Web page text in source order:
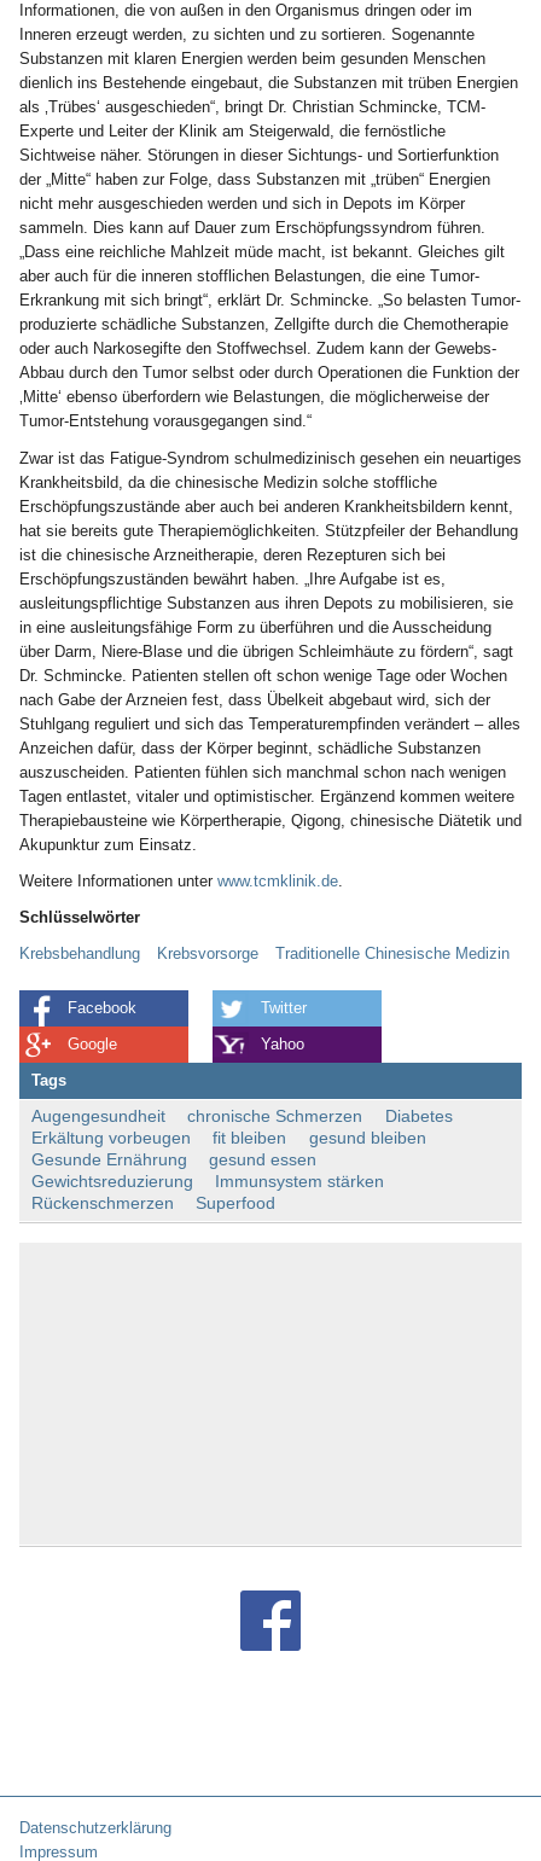
Informationen, die von außen in den Organismus dringen oder im
Inneren erzeugt werden, zu sichten und zu sortieren. Sogenannte
Substanzen mit klaren Energien werden beim gesunden Menschen
dienlich ins Bestehende eingebaut, die Substanzen mit trüben Energien
als ‚Trübes‘ ausgeschieden“, bringt Dr. Christian Schmincke, TCM-
Experte und Leiter der Klinik am Steigerwald, die fernöstliche
Sichtweise näher. Störungen in dieser Sichtungs- und Sortierfunktion
der „Mitte“ haben zur Folge, dass Substanzen mit „trüben“ Energien
nicht mehr ausgeschieden werden und sich in Depots im Körper
sammeln. Dies kann auf Dauer zum Erschöpfungssyndrom führen.
„Dass eine reichliche Mahlzeit müde macht, ist bekannt. Gleiches gilt
aber auch für die inneren stofflichen Belastungen, die eine Tumor-
Erkrankung mit sich bringt“, erklärt Dr. Schmincke. „So belasten Tumor-
produzierte schädliche Substanzen, Zellgifte durch die Chemotherapie
oder auch Narkosegifte den Stoffwechsel. Zudem kann der Gewebs-
Abbau durch den Tumor selbst oder durch Operationen die Funktion der
‚Mitte‘ ebenso überfordern wie Belastungen, die möglicherweise der
Tumor-Entstehung vorausgegangen sind.“
Zwar ist das Fatigue-Syndrom schulmedizinisch gesehen ein neuartiges
Krankheitsbild, da die chinesische Medizin solche stoffliche
Erschöpfungszustände aber auch bei anderen Krankheitsbildern kennt,
hat sie bereits gute Therapiemöglichkeiten. Stützpfeiler der Behandlung
ist die chinesische Arzneitherapie, deren Rezepturen sich bei
Erschöpfungszuständen bewährt haben. „Ihre Aufgabe ist es,
ausleitungspflichtige Substanzen aus ihren Depots zu mobilisieren, sie
in eine ausleitungsfähige Form zu überführen und die Ausscheidung
über Darm, Niere-Blase und die übrigen Schleimhäute zu fördern“, sagt
Dr. Schmincke. Patienten stellen oft schon wenige Tage oder Wochen
nach Gabe der Arzneien fest, dass Übelkeit abgebaut wird, sich der
Stuhlgang reguliert und sich das Temperaturempfinden verändert – alles
Anzeichen dafür, dass der Körper beginnt, schädliche Substanzen
auszuscheiden. Patienten fühlen sich manchmal schon nach wenigen
Tagen entlastet, vitaler und optimistischer. Ergänzend kommen weitere
Therapiebausteine wie Körpertherapie, Qigong, chinesische Diätetik und
Akupunktur zum Einsatz.
Weitere Informationen unter www.tcmklinik.de
Schlüsselwörter
Krebsbehandlung Krebsvorsorge Traditionelle Chinesische Medizin
Facebook
Twitter
Google
Yahoo
Tags
Augengesundheit chronische Schmerzen
Diabetes
Erkältung vorbeugen
fit bleiben
gesund bleiben
Gesunde Ernährung
gesund essen
Gewichtsreduzierung
Immunsystem stärken
Rückenschmerzen
Superfood
Datenschutzerklärung
Impressum